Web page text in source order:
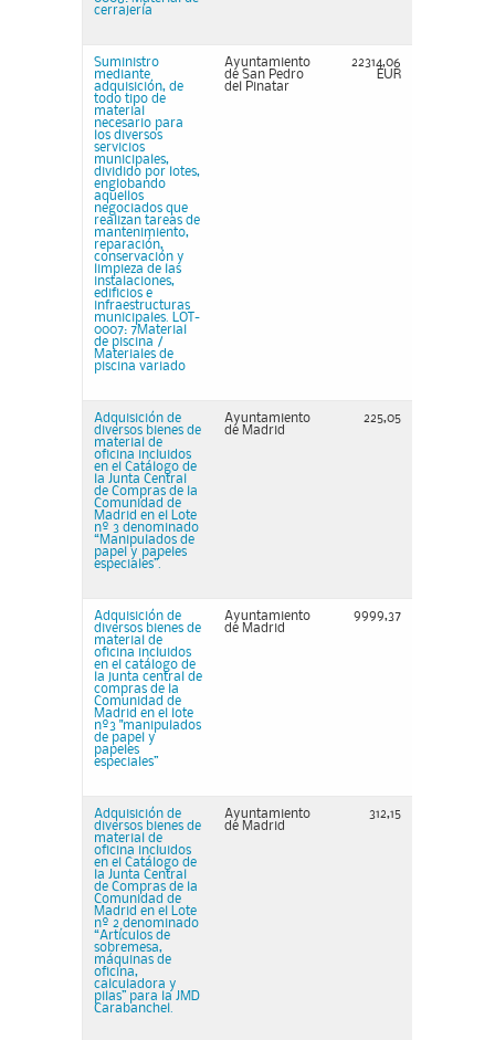
cerrajería
Suministro
mediante
adquisición, de
todo tipo de
material
necesario para
los diversos
servicios
municipales,
dividido por lotes,
englobando
aquellos
negociados que
realizan tareas de
mantenimiento,
reparación,
conservación y
limpieza de las
instalaciones,
edificios e
infraestructuras
municipales. LOT-
0007: 7Material
de piscina /
Materiales de
piscina variado
Ayuntamiento
de San Pedro
del Pinatar
22314,06
EUR
Adquisición de
diversos bienes de
material de
oficina incluidos
en el Catálogo de
la Junta Central
de Compras de la
Comunidad de
Madrid en el Lote
nº 3 denominado
“Manipulados de
papel y papeles
especiales”.
Ayuntamiento
de Madrid
225,05
Adquisición de
diversos bienes de
material de
oficina incluidos
en el catálogo de
la junta central de
compras de la
Comunidad de
Madrid en el lote
nº3 "manipulados
de papel y
papeles
especiales”
Ayuntamiento
de Madrid
9999,37
Adquisición de
diversos bienes de
material de
oficina incluidos
en el Catálogo de
la Junta Central
de Compras de la
Comunidad de
Madrid en el Lote
nº 2 denominado
“Artículos de
sobremesa,
máquinas de
oficina,
calculadora y
pilas” para la JMD
Carabanchel.
Ayuntamiento
de Madrid
312,15